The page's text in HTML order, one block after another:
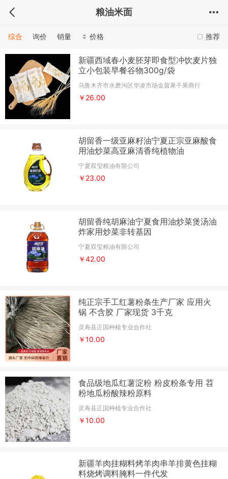
粮油米面
推荐
综合 询价 销量 价格
新疆西域春小麦胚芽即食型冲饮麦片独
立小包装早餐谷物300g/袋
乌鲁木齐市水磨沟区华凌市场金茵果干果商行
￥26.00
胡留香一级亚麻籽油宁夏正宗亚麻酸食
用油炒菜高亚麻清香纯植物油
宁夏双玺粮油有限公司
￥23.00
胡留香纯胡麻油宁夏食用油炒菜煲汤油
炸家用炒菜非转基因
宁夏双玺粮油有限公司
￥42.00
纯正宗手工红薯粉条生产厂家 应用火
锅 不含胶 厂家现货 3千克
灵寿县正国种植专业合作社
￥10.00
食品级地瓜红薯淀粉 粉皮粉条专用 苕
粉地瓜粉酸辣粉原料
灵寿县正国种植专业合作社
￥10.00
新疆羊肉挂糊料烤羊肉串羊排黄色挂糊
料烧烤调料腌料一件代发